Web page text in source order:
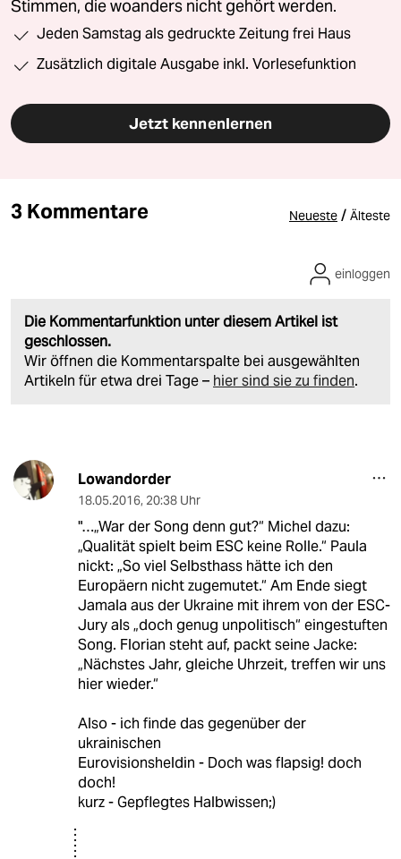
Stimmen, die woanders nicht gehört werden.
Jeden Samstag als gedruckte Zeitung frei Haus
Zusätzlich digitale Ausgabe inkl. Vorlesefunktion
Jetzt kennenlernen
3 Kommentare Neueste / Älteste
Die Kommentarfunktion unter diesem Artikel ist
geschlossen.
Wir öffnen die Kommentarspalte bei ausgewählten
Artikeln für etwa drei Tage – hier sind sie zu finden.
einloggen
Lowandorder
18.05.2016, 20:38 Uhr
"…„War der Song denn gut?“ Michel dazu:
„Qualität spielt beim ESC keine Rolle.“ Paula
nickt: „So viel Selbsthass hätte ich den
Europäern nicht zugemutet.“ Am Ende siegt
Jamala aus der Ukraine mit ihrem von der ESC-
Jury als „doch genug unpolitisch“ eingestuften
Song. Florian steht auf, packt seine Jacke:
„Nächstes Jahr, gleiche Uhrzeit, treffen wir uns
hier wieder.“
Also - ich finde das gegenüber der
ukrainischen
Eurovisionsheldin - Doch was flapsig! doch
doch!
kurz - Gepflegtes Halbwissen;)